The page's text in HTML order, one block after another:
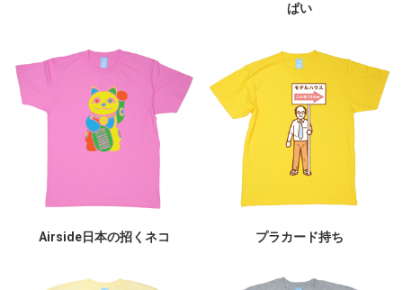
ぱい
Airside日本の招くネコ プラカード持ち